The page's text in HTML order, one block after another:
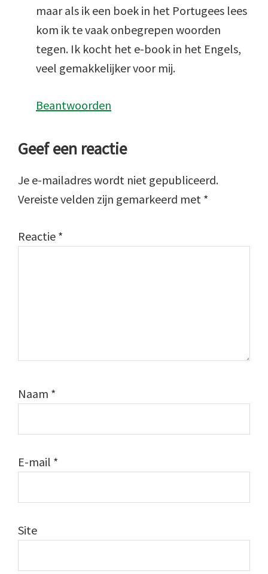
maar als ik een boek in het Portugees lees
kom ik te vaak onbegrepen woorden
tegen. Ik kocht het e-book in het Engels,
veel gemakkelijker voor mij.
Beantwoorden
Geef een reactie
Je e-mailadres wordt niet gepubliceerd.
Vereiste velden zijn gemarkeerd met *
Reactie *
Naam *
E-mail *
Site